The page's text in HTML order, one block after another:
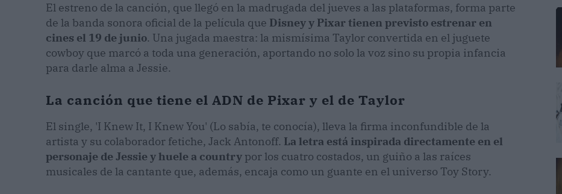
El estreno de la canción, que llegó en la madrugada del jueves a las plataformas, forma parte
de la banda sonora oficial de la película que Disney y Pixar tienen previsto estrenar en
cines el 19 de junio. Una jugada maestra: la mismísima Taylor convertida en el juguete
cowboy que marcó a toda una generación, aportando no solo la voz sino su propia infancia
para darle alma a Jessie.
La canción que tiene el ADN de Pixar y el de Taylor
El single, 'I Knew It, I Knew You' (Lo sabía, te conocía), lleva la firma inconfundible de la
artista y su colaborador fetiche, Jack Antonoff. La letra está inspirada directamente en el
personaje de Jessie y huele a country por los cuatro costados, un guiño a las raíces
musicales de la cantante que, además, encaja como un guante en el universo Toy Story.